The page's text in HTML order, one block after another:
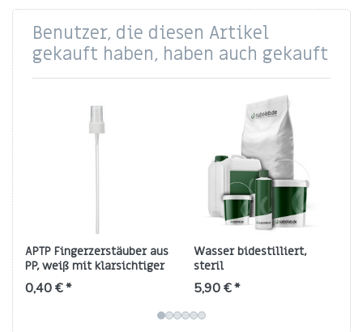
Benutzer, die diesen Artikel
gekauft haben, haben auch gekauft
APTP Fingerzerstäuber aus
PP, weiß mit klarsichtiger
Überkappe, Gewinde
18/410, 180 mm
0,40 € *
Wasser bidestilliert,
steril
5,90 € *